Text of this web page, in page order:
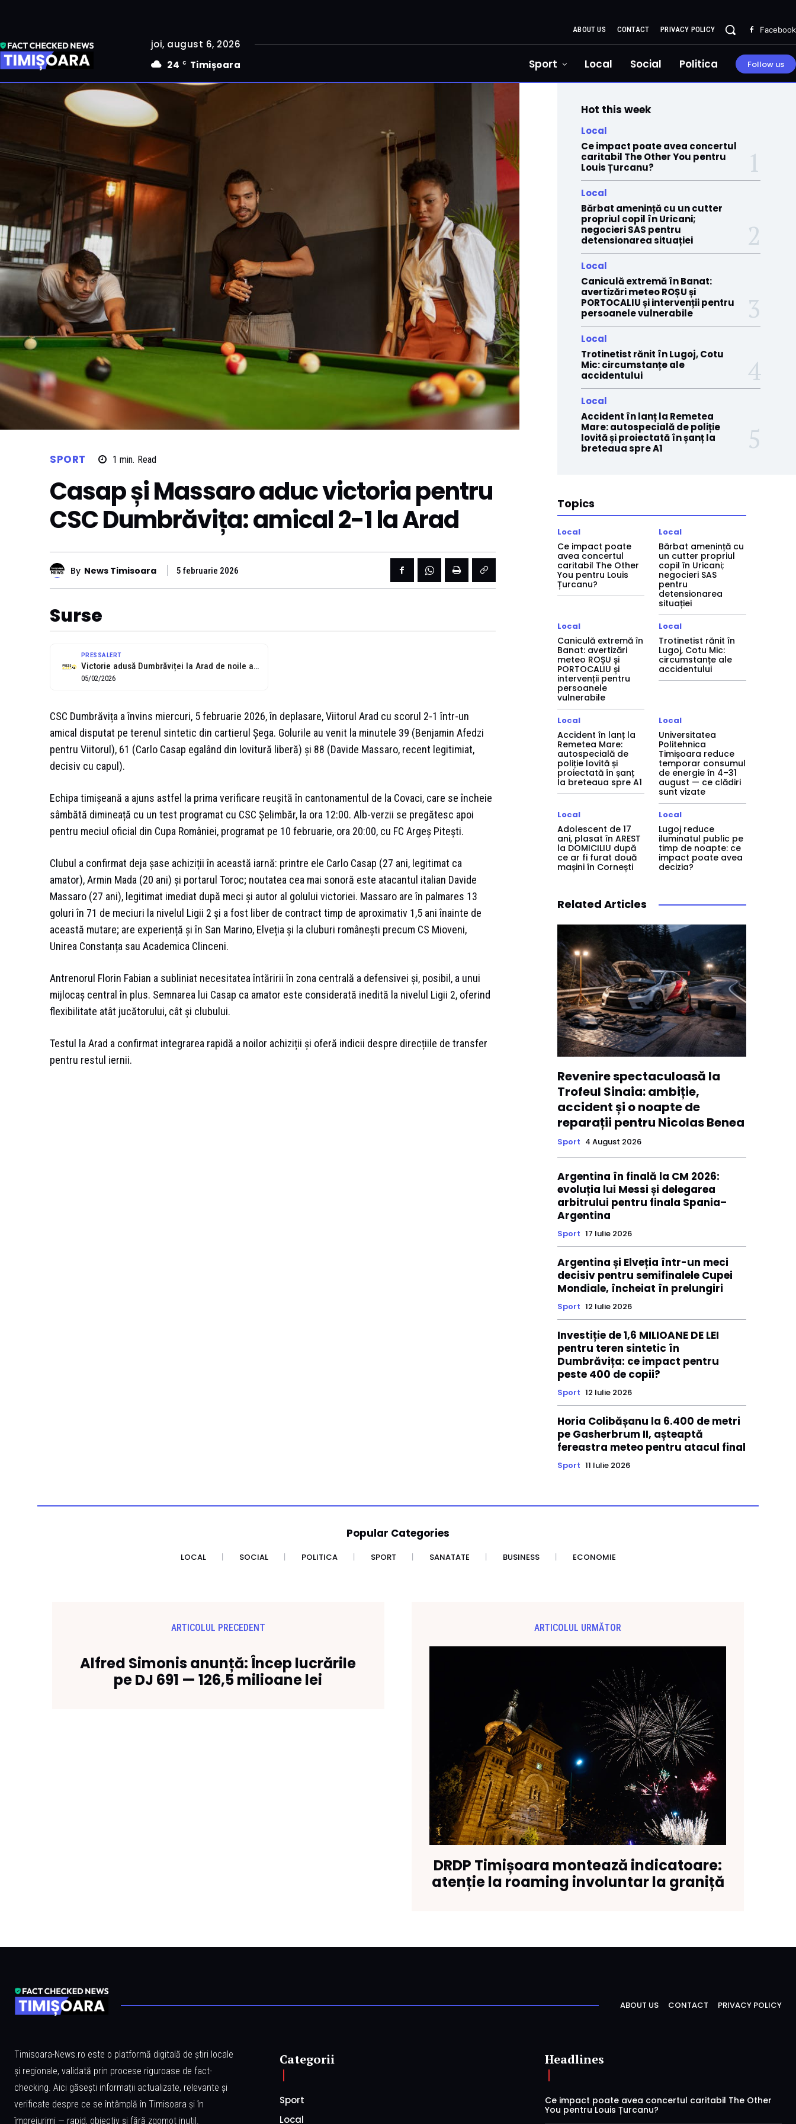
joi, august 6, 2026
24 C Timișoara
ABOUT US CONTACT PRIVACY POLICY Facebook
Sport Local Social Politica Follow us
SPORT 1 min. Read
Casap și Massaro aduc victoria pentru
CSC Dumbrăvița: amical 2-1 la Arad
By News Timisoara 5 februarie 2026
Surse
PRESSALERT
Victorie adusă Dumbrăviței la Arad de noile achiziții. Un italian și un...
05/02/2026
CSC Dumbrăvița a învins miercuri, 5 februarie 2026, în deplasare, Viitorul Arad cu scorul 2-1 într-un
amical disputat pe terenul sintetic din cartierul Șega. Golurile au venit la minutele 39 (Benjamin Afedzi
pentru Viitorul), 61 (Carlo Casap egalând din lovitură liberă) și 88 (Davide Massaro, recent legitimiat,
decisiv cu capul).
Echipa timișeană a ajuns astfel la prima verificare reușită în cantonamentul de la Covaci, care se încheie
sâmbătă dimineață cu un test programat cu CSC Șelimbăr, la ora 12:00. Alb-verzii se pregătesc apoi
pentru meciul oficial din Cupa României, programat pe 10 februarie, ora 20:00, cu FC Argeș Pitești.
Clubul a confirmat deja șase achiziții în această iarnă: printre ele Carlo Casap (27 ani, legitimat ca
amator), Armin Mada (20 ani) și portarul Toroc; noutatea cea mai sonoră este atacantul italian Davide
Massaro (27 ani), legitimat imediat după meci și autor al golului victoriei. Massaro are în palmares 13
goluri în 71 de meciuri la nivelul Ligii 2 și a fost liber de contract timp de aproximativ 1,5 ani înainte de
această mutare; are experiență și în San Marino, Elveția și la cluburi românești precum CS Mioveni,
Unirea Constanța sau Academica Clinceni.
Antrenorul Florin Fabian a subliniat necesitatea întăririi în zona centrală a defensivei și, posibil, a unui
mijlocaș central în plus. Semnarea lui Casap ca amator este considerată inedită la nivelul Ligii 2, oferind
flexibilitate atât jucătorului, cât și clubului.
Testul la Arad a confirmat integrarea rapidă a noilor achiziții și oferă indicii despre direcțiile de transfer
pentru restul iernii.
Hot this week
Local
Ce impact poate avea concertul
caritabil The Other You pentru
Louis Țurcanu?
Local
Bărbat amenință cu un cutter
propriul copil în Uricani;
negocieri SAS pentru
detensionarea situației
Local
Caniculă extremă în Banat:
avertizări meteo ROȘU și
PORTOCALIU și intervenții pentru
persoanele vulnerabile
Local
Trotinetist rănit în Lugoj, Cotu
Mic: circumstanțe ale
accidentului
Local
Accident în lanț la Remetea
Mare: autospecială de poliție
lovită și proiectată în șanț la
breteaua spre A1
Topics
Local
Ce impact poate
avea concertul
caritabil The Other
You pentru Louis
Țurcanu?
Local
Bărbat amenință cu
un cutter propriul
copil în Uricani;
negocieri SAS
pentru
detensionarea
situației
Local
Caniculă extremă în
Banat: avertizări
meteo ROȘU și
PORTOCALIU și
intervenții pentru
persoanele
vulnerabile
Local
Trotinetist rănit în
Lugoj, Cotu Mic:
circumstanțe ale
accidentului
Local
Accident în lanț la
Remetea Mare:
autospecială de
poliție lovită și
proiectată în șanț
la breteaua spre A1
Local
Universitatea
Politehnica
Timișoara reduce
temporar consumul
de energie în 4–31
august — ce clădiri
sunt vizate
Local
Adolescent de 17
ani, plasat în AREST
la DOMICILIU după
ce ar fi furat două
mașini în Cornești
Local
Lugoj reduce
iluminatul public pe
timp de noapte: ce
impact poate avea
decizia?
Related Articles
Revenire spectaculoasă la
Trofeul Sinaia: ambiție,
accident și o noapte de
reparații pentru Nicolas Benea
Sport 4 August 2026
Argentina în finală la CM 2026:
evoluția lui Messi și delegarea
arbitrului pentru finala Spania–
Argentina
Sport 17 Iulie 2026
Argentina și Elveția într-un meci
decisiv pentru semifinalele Cupei
Mondiale, încheiat în prelungiri
Sport 12 Iulie 2026
Investiție de 1,6 MILIOANE DE LEI
pentru teren sintetic în
Dumbrăvița: ce impact pentru
peste 400 de copii?
Sport 12 Iulie 2026
Horia Colibășanu la 6.400 de metri
pe Gasherbrum II, așteaptă
fereastra meteo pentru atacul final
Sport 11 Iulie 2026
Popular Categories
LOCAL SOCIAL POLITICA SPORT SANATATE BUSINESS ECONOMIE
ARTICOLUL PRECEDENT
Alfred Simonis anunță: Încep lucrările
pe DJ 691 — 126,5 milioane lei
ARTICOLUL URMĂTOR
DRDP Timișoara montează indicatoare:
atenție la roaming involuntar la graniță
ABOUT US CONTACT PRIVACY POLICY
Timisoara-News.ro este o platformă digitală de știri locale
și regionale, validată prin procese riguroase de fact-
checking. Aici găsești informații actualizate, relevante și
verificate despre ce se întâmplă în Timisoara și în
împrejurimi — rapid, obiectiv și fără zgomot inutil.
Categorii
Sport
Local
Headlines
Ce impact poate avea concertul caritabil The Other
You pentru Louis Țurcanu?